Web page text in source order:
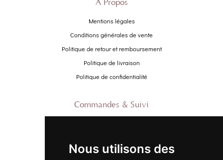
Nous utilisons des
À Propos
Mentions légales
Conditions générales de vente
Politique de retour et remboursement
Politique de livraison
Politique de confidentialité
Commandes & Suivi
Suivre ma commande